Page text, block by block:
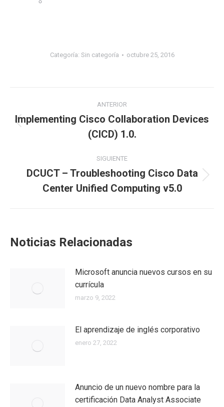
Categoría: Sin categoría octubre 25, 2016
ANTERIOR
Implementing Cisco Collaboration Devices
(CICD) 1.0.
SIGUIENTE
DCUCT – Troubleshooting Cisco Data
Center Unified Computing v5.0
Noticias Relacionadas
Microsoft anuncia nuevos cursos en su
currícula
marzo 9, 2022
El aprendizaje de inglés corporativo
enero 27, 2022
Anuncio de un nuevo nombre para la
certificación Data Analyst Associate